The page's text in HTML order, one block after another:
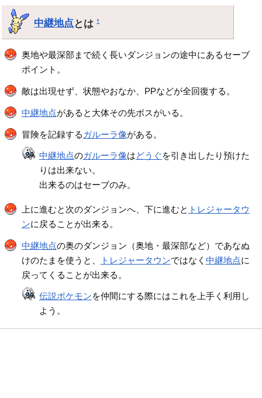
中継地点 とは†
奥地や最深部まで続く長いダンジョンの途中にあるセーブ
ポイント。
敵は出現せず、状態やおなか、PPなどが全回復する。
中継地点があると大体その先ボスがいる。
冒険を記録する ガルーラ像がある。
中継地点のガルーラ像はどうぐを引き出したり預けた
りは出来ない。
出来るのはセーブのみ。
上に進むと次のダンジョンへ、下に進むと トレジャータウ
ンに戻ることが出来る。
中継地点の奥のダンジョン（奥地・最深部など）であなぬ
けのたまを使うと、
トレジャータウンではなく 中継地点に
戻ってくることが出来る。
伝説ポケモンを仲間にする際にはこれを上手く利用し
よう。